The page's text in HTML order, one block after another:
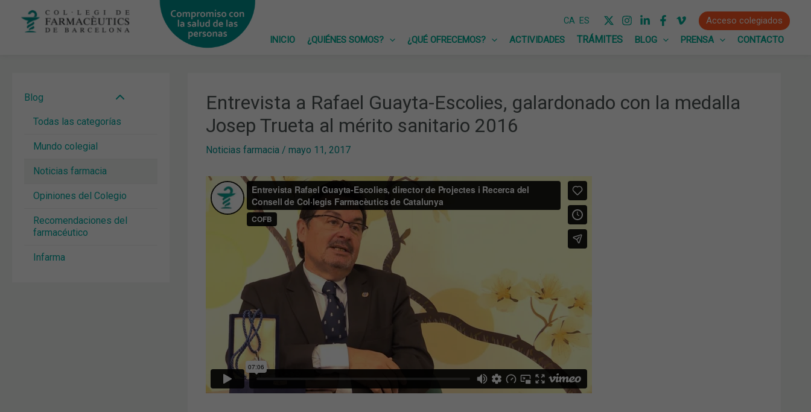
CA ES
Acceso colegiados
INICIO
¿QUIÉNES SOMOS? ¿QUÉ OFRECEMOS? ACTIVIDADES BLOG PRENSA CONTACTO
Blog
Todas las categorías
Mundo colegial
Noticias farmacia
Opiniones del Colegio
Recomendaciones del
farmacéutico
Infarma
Entrevista a Rafael Guayta-Escolies, galardonado con la medalla
Josep Trueta al mérito sanitario 2016
Noticias farmacia/ mayo 11, 2017